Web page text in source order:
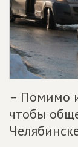
– Помимо
чтобы